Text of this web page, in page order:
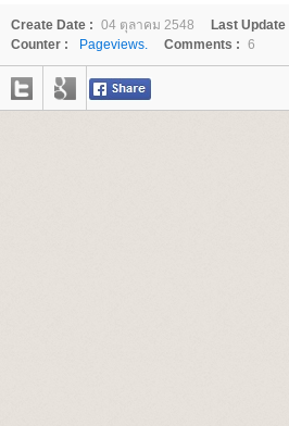
Create Date : 04 ตุลาคม 2548 Last Update
Counter :
Pageviews. Comments : 6